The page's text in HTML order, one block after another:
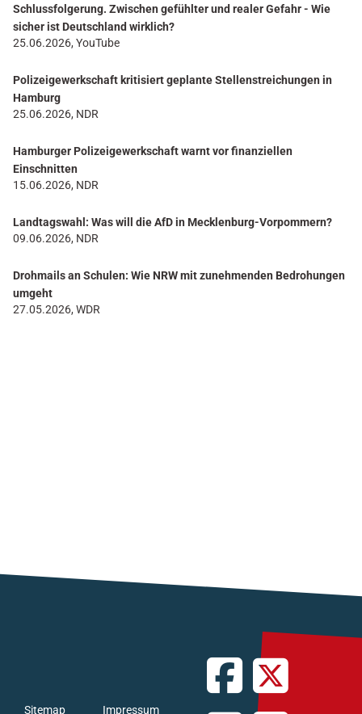
Schlussfolgerung. Zwischen gefühlter und realer Gefahr - Wie
sicher ist Deutschland wirklich?
25.06.2026, YouTube
Polizeigewerkschaft kritisiert geplante Stellenstreichungen in
Hamburg
25.06.2026, NDR
Hamburger Polizeigewerkschaft warnt vor finanziellen
Einschnitten
15.06.2026, NDR
Landtagswahl: Was will die AfD in Mecklenburg-Vorpommern?
09.06.2026, NDR
Drohmails an Schulen: Wie NRW mit zunehmenden Bedrohungen
umgeht
27.05.2026, WDR
Sitemap Impressum